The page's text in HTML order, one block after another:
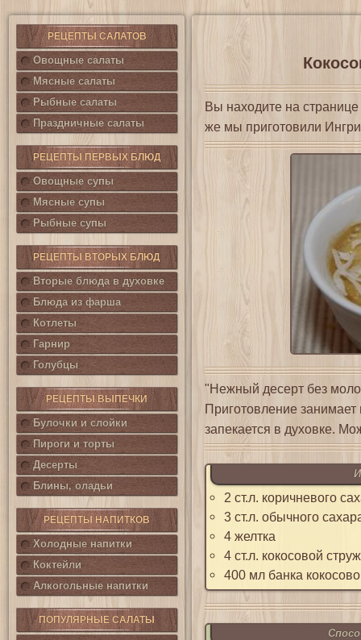
РЕЦЕПТЫ САЛАТОВ
Овощные салаты
Мясные салаты
Рыбные салаты
Праздничные салаты
РЕЦЕПТЫ ПЕРВЫХ БЛЮД
Овощные супы
Мясные супы
Рыбные супы
РЕЦЕПТЫ ВТОРЫХ БЛЮД
Вторые блюда в духовке
Блюда из фарша
Котлеты
Гарнир
Голубцы
РЕЦЕПТЫ ВЫПЕЧКИ
Булочки и слойки
Пироги и торты
Десерты
Блины, оладьи
РЕЦЕПТЫ НАПИТКОВ
Холодные напитки
Коктейли
Алкогольные напитки
ПОПУЛЯРНЫЕ САЛАТЫ
Вы находите на странице
же мы приготовили
"Нежный десерт без
Приготовление занимает
запекается в духовке.
2 ст.л. коричневого
3 ст.л. обычного
4 желтка
4 ст.л. кокосовой
400 мл банка